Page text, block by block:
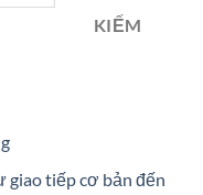
KIẾM
giao tiếp cơ bản đến